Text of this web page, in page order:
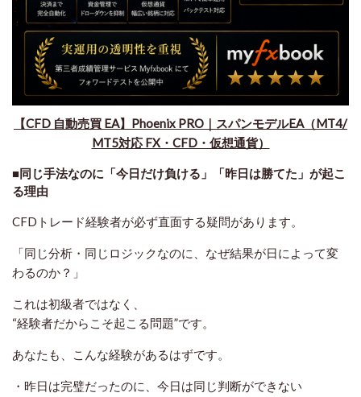
​【CFD 自動売買 EA】Phoenix PRO｜スパンモデルEA（MT4/
MT5対応 FX・CFD・仮想通貨）
■同じ手法なのに「今日だけ負ける」「昨日は勝てた」が起こ
る理由
CFDトレード経験者が必ず直面する疑問があります。
「同じ分析・同じロジックなのに、なぜ結果が日によって変
わるのか？」
これは初級者ではなく、
“経験者だからこそ起こる問題”です。
あなたも、こんな経験があるはずです。
・昨日は完璧だったのに、今日は同じ判断ができない